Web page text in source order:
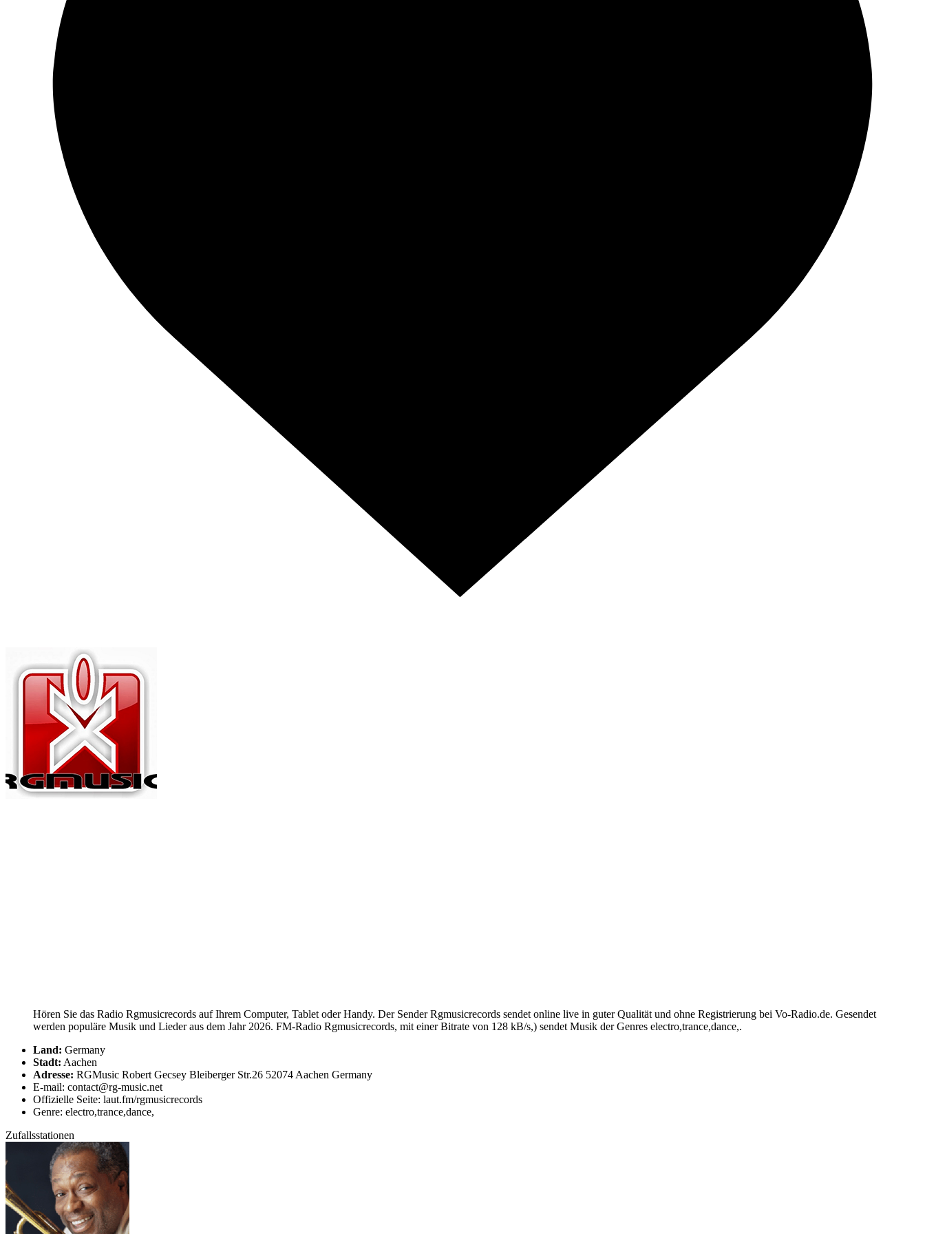
Hören Sie das Radio Rgmusicrecords auf Ihrem Computer, Tablet oder Handy. Der Sender Rgmusicrecords sendet online live in guter Qualität und ohne Registrierung bei Vo-Radio.de. Gesendet
werden populäre Musik und Lieder aus dem Jahr 2026. FM-Radio Rgmusicrecords, mit einer Bitrate von 128 kB/s,) sendet Musik der Genres electro,trance,dance,.
Land: Germany
Stadt: Aachen
Adresse: RGMusic Robert Gecsey Bleiberger Str.26 52074 Aachen Germany
E-mail: contact@rg-music.net
Offizielle Seite: laut.fm/rgmusicrecords
Genre: electro,trance,dance,
Zufallsstationen